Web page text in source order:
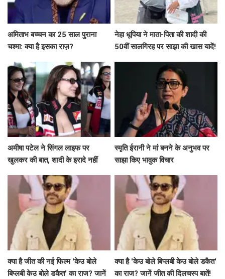
अमिताभ बच्चन का 25 साल पुराना
चश्मा: क्या है इसका राज़?
नेहा धूपिया ने माता-पिता की शादी की
50वीं सालगिरह पर साझा की खास यादें!
अमीषा पटेल ने सिंगल लाइफ पर
खुलकर की बात, शादी के इरादे नहीं
स्मृति ईरानी ने मां बनने के अनुभव पर
साझा किए भावुक विचार
क्या है जीत की नई फिल्म 'केउ बोले
बिप्लबी केउ बोले डकैत' का राज? जानें
क्या है 'केउ बोले बिप्लबी केउ बोले डकैत'
का राज? जानें जीत की दिलचस्प बातें!